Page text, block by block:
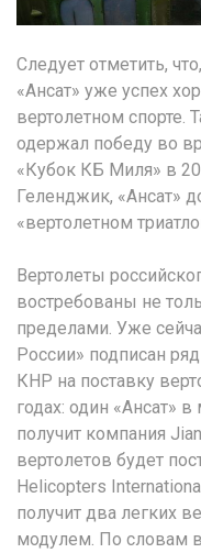
Следует отметить,
«Ансат» уже успех
вертолетном спорте.
одержал победу во
«Кубок КБ Миля» в
Геленджик, «Ансат»
«вертолетном
Вертолеты
востребованы не
пределами. Уже
России» подписан
КНР на поставку
годах: один «Ансат»
получит компания
вертолетов будет
Helicopters
получит два легких
модулем. По словам